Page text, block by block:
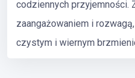
codziennych przyjemności.
zaangażowaniem i
czystym i wiernym